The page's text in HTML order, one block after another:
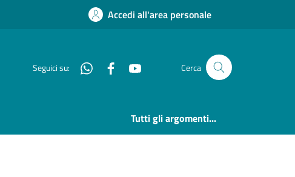
Accedi all'area personale
Seguici su: WhatsappFacebook Cerca
Tutti gli argomenti...